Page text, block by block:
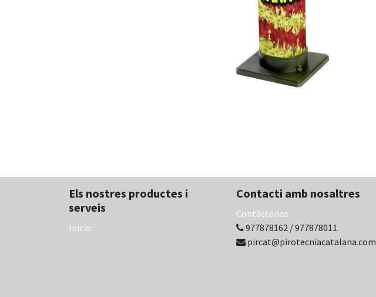
Els nostres productes i
serveis
Inicio
Contacti amb nosaltres
Contáctenos
977878162 / 977878011
pircat@pirotecniacatalana.com